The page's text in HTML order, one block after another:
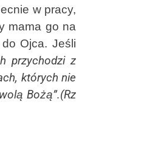
w pracy,
mama go na
Ojca. Jeśli
przychodzi z
których nie
Bożą”.(Rz